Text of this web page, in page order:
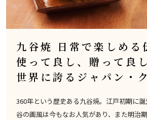
九谷焼 日常で楽しめる
使って良し、贈って良し
世界に誇るジャパン・
360年という歴史ある九谷焼。江戸初期に
谷の画風は今もなお人気があり、また明治